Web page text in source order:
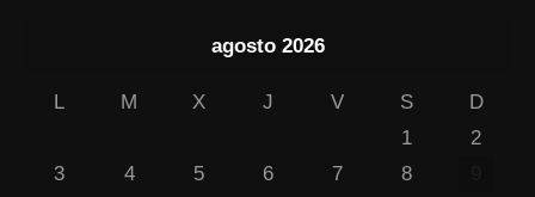
agosto 2026
L M X J V S
D
1
2
3
4 5 6 7 8